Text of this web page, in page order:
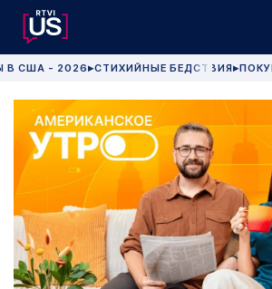
В США - 2026 ▶СТИХИЙНЫЕ БЕДСТВИЯ▶